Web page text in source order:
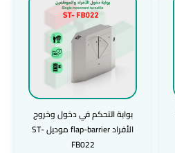
بوابة التحكم في دخول وخروج
الأفراد flap-barrier موديل ST-
FB022